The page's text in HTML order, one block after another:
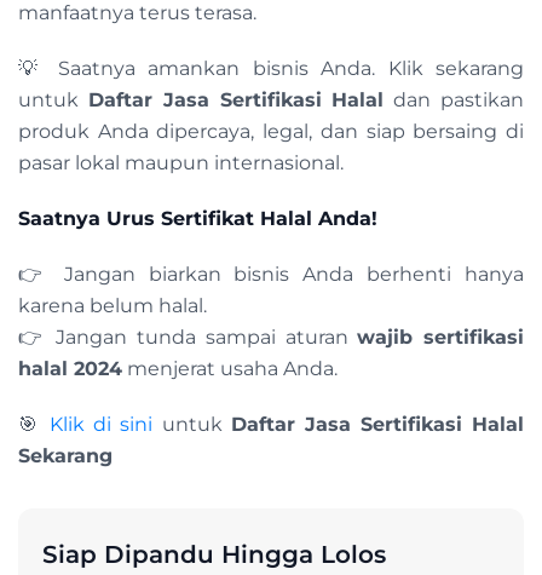
manfaatnya terus terasa.
💡 Saatnya amankan bisnis Anda. Klik sekarang
untuk Daftar Jasa Sertifikasi Halal dan pastikan
produk Anda dipercaya, legal, dan siap bersaing di
pasar lokal maupun internasional.
Saatnya Urus Sertifikat Halal Anda!
👉 Jangan biarkan bisnis Anda berhenti hanya
karena belum halal.
👉 Jangan tunda sampai aturanwajib sertifikasi
halal 2024 menjerat usaha Anda.
🎯 Klik di sini untuk Daftar Jasa Sertifikasi Halal
Sekarang
Siap Dipandu Hingga Lolos